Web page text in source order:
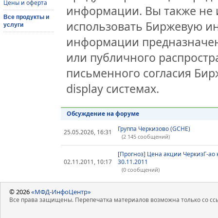
Цены и оферта
Все продукты и
услуги
информации. Вы также не
использовать Биржевую
информации
или публичного
письменного согласия
display системах.
Обсуждение на форуме
25.05.2026, 16:31 Группа Черкизово (GCHE)
(2 145 сообщений)
02.11.2011, 10:17
[Прогноз] Цена акции ЧеркизГ-ао
30.11.2011
(0 сообщений)
© 2026«МФД-ИнфоЦентр»
Все права защищены. Перепечатка материалов возможна только со